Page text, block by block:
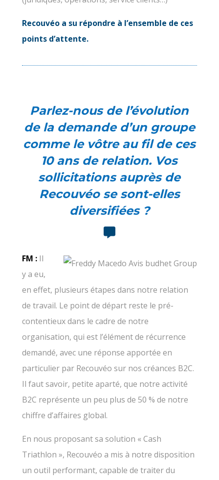
Recouvéo a su répondre à l’ensemble de ces
points d’attente.
Parlez-nous de l’évolution
de la demande d’un groupe
comme le vôtre au fil de ces
10 ans de relation. Vos
sollicitations auprès de
Recouvéo se sont-elles
diversifiées ?
FM : Il
y a eu,
en effet, plusieurs étapes dans notre relation
de travail. Le point de départ reste le pré-
contentieux dans le cadre de notre
organisation, qui est l’élément de récurrence
demandé, avec une réponse apportée en
particulier par Recouvéo sur nos créances B2C.
Il faut savoir, petite aparté, que notre activité
B2C représente un peu plus de 50 % de notre
chiffre d’affaires global.
En nous proposant sa solution « Cash
Triathlon », Recouvéo a mis à notre disposition
un outil performant, capable de traiter du